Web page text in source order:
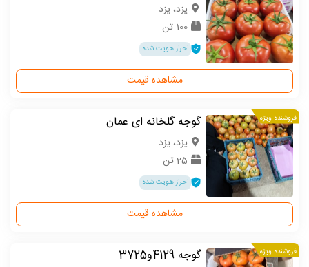
یزد، یزد
100 تن
احراز هویت شده
مشاهده قیمت
فروشنده ویژه گوجه گلخانه ای عمان
یزد، یزد
25 تن
احراز هویت شده
مشاهده قیمت
فروشنده ویژه گوجه 4129و3725